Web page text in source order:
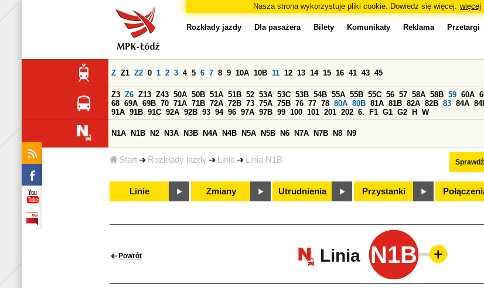
Nasza strona wykorzystuje pliki cookie. Dowiedz się więcej. więcej
Start Rozkłady jazdy Linie Linia N1B
Rozkłady jazdy Dla pasażera Bilety Komunikaty Reklama Przetargi
Z Z1 Z2 0 1 2 3 4 5 6 7 8 9 10A 10B 11 12 13 14 15 16 41 43 45
Z3 Z6 Z13 Z43 50A 50B 51A 51B 52 53A 53C 53B 54B 55A 55B 55C 56 57 58A 58B 59 60A
68 69A 69B 70 71A 71B 72A 72B 73 75A 75B 76 77 78 80A 80B 81A 81B 82A 82B 83 84A
91A 91B 91C 92A 92B 93 94 96 97A 97B 99 100 101 201 202 6. F1 G1 G2 H W
N1A N1B N2 N3A N3B N4A N4B N5A N5B N6 N7A N7B N8 N9
Linie Zmiany Utrudnienia Przystanki
Powrót Linia N1B